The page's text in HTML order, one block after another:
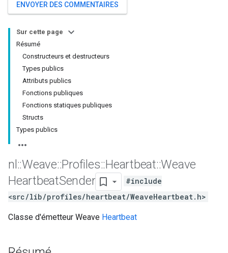
ENVOYER DES COMMENTAIRES
Sur cette page
Résumé
Constructeurs et destructeurs
Types publics
Attributs publics
Fonctions publiques
Fonctions statiques publiques
Structs
Types publics
nl ::Weave::Profiles::Heartbeat::Weave
HeartbeatSender
#include
<src/lib/profiles/heartbeat/WeaveHeartbeat.h>
Classe d'émetteur Weave Heartbeat